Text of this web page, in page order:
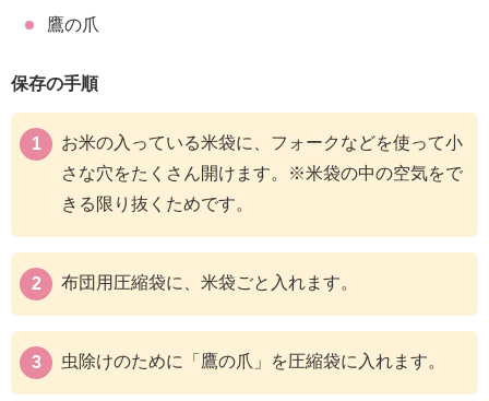
鷹の爪
保存の手順
お米の入っている米袋に、フォークなどを使って小
さな穴をたくさん開けます。※米袋の中の空気をで
きる限り抜くためです。
布団用圧縮袋に、米袋ごと入れます。
虫除けのために「鷹の爪」を圧縮袋に入れます。